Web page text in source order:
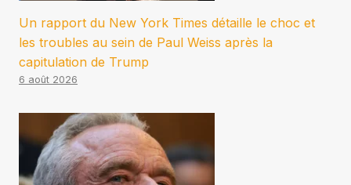
Un rapport du New York Times détaille le choc et
les troubles au sein de Paul Weiss après la
capitulation de Trump
6 août 2026